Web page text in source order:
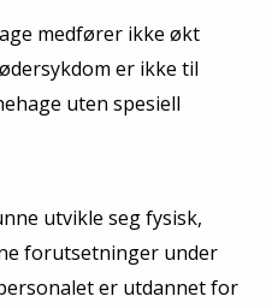
medfører ikke økt
er ikke til
uten spesiell
utvikle seg fysisk,
forutsetninger under
er utdannet for